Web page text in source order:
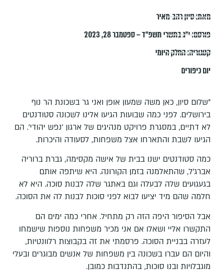
מאת:סיון רהב-מאיר
פורסם:י״ג בתשרי תשפ״ד – ספטמבר 28, 2023
קטגוריה:החלק היומי
יום כיפורים
"שלום סיון, כאן משה שמעון אופן ואני גר בשכונת הר נוף
בירושלים. לפני כמה שבועות הגיעו אלינו לשכונה סטודנטים
לא דתיים, במסגרת פרויקט מנהיגים של ארגון 'נפש יהודי'. הם
הגיעו לשבת והתארחו אצל משפחות, לסעודה והיכרות.
כמה סטודנטים ישנו בבית של אישה מקסימה, גברת ברוריה
אברג'ל, שהתאלמנה בזמן הקורונה. היא שיתפה אותם
בגעגועים שלה לבעלה וגם באתגר שלה לבנות סוכה. היא לא
חלמה שהם מיד יציעו לבוא לפני סוכות לבנות לה את הסוכה.
אבל הסיפור היפה הזה רק מתחיל. אחרי כמה ימים הם
התקשרו אליי ושאלו אם אני מכיר משפחות נוספות שישמחו
לעזרה בבניית הסוכה. פרסמתי את זה בקבוצות רלוונטיות,
והיום הם עברו בשכונה בין משפחות של אנשים מבוגרים ובעלי
מוגבלויות ובנו סוכות, בהתנדבות כמובן.